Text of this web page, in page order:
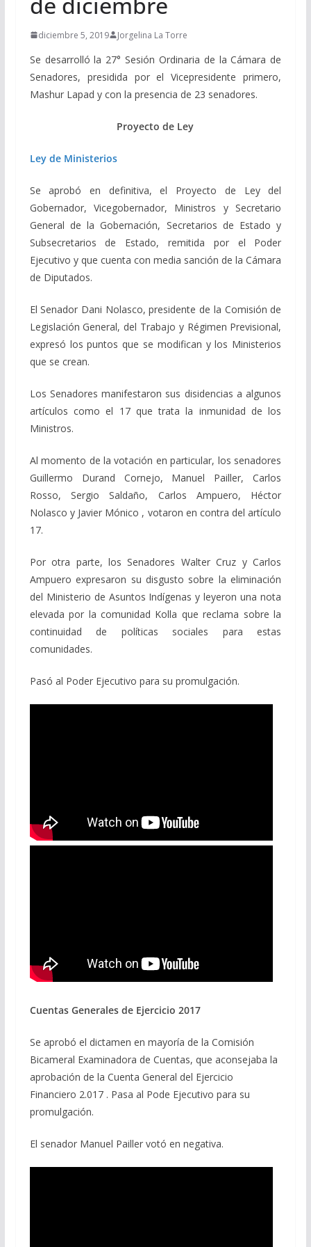
diciembre 5, 2019 Jorgelina La Torre
Se desarrolló la 27° Sesión Ordinaria de la Cámara de
Senadores, presidida por el Vicepresidente primero,
Mashur Lapad y con la presencia de 23 senadores.
Proyecto de Ley
Ley de Ministerios
Se aprobó en definitiva, el Proyecto de Ley del
Gobernador, Vicegobernador, Ministros y Secretario
General de la Gobernación, Secretarios de Estado y
Subsecretarios de Estado, remitida por el Poder
Ejecutivo y que cuenta con media sanción de la Cámara
de Diputados.
El Senador Dani Nolasco, presidente de la Comisión de
Legislación General, del Trabajo y Régimen Previsional,
expresó los puntos que se modifican y los Ministerios
que se crean.
Los Senadores manifestaron sus disidencias a algunos
artículos como el 17 que trata la inmunidad de los
Ministros.
Al momento de la votación en particular, los senadores
Guillermo Durand Cornejo, Manuel Pailler, Carlos
Rosso, Sergio Saldaño, Carlos Ampuero, Héctor
Nolasco y Javier Mónico , votaron en contra del artículo
17.
Por otra parte, los Senadores Walter Cruz y Carlos
Ampuero expresaron su disgusto sobre la eliminación
del Ministerio de Asuntos Indígenas y leyeron una nota
elevada por la comunidad Kolla que reclama sobre la
continuidad de políticas sociales para estas
comunidades.
Pasó al Poder Ejecutivo para su promulgación.
Cuentas Generales de Ejercicio 2017
Se aprobó el dictamen en mayoría de la Comisión
Bicameral Examinadora de Cuentas, que aconsejaba la
aprobación de la Cuenta General del Ejercicio
Financiero 2.017 . Pasa al Pode Ejecutivo para su
promulgación.
El senador Manuel Pailler votó en negativa.